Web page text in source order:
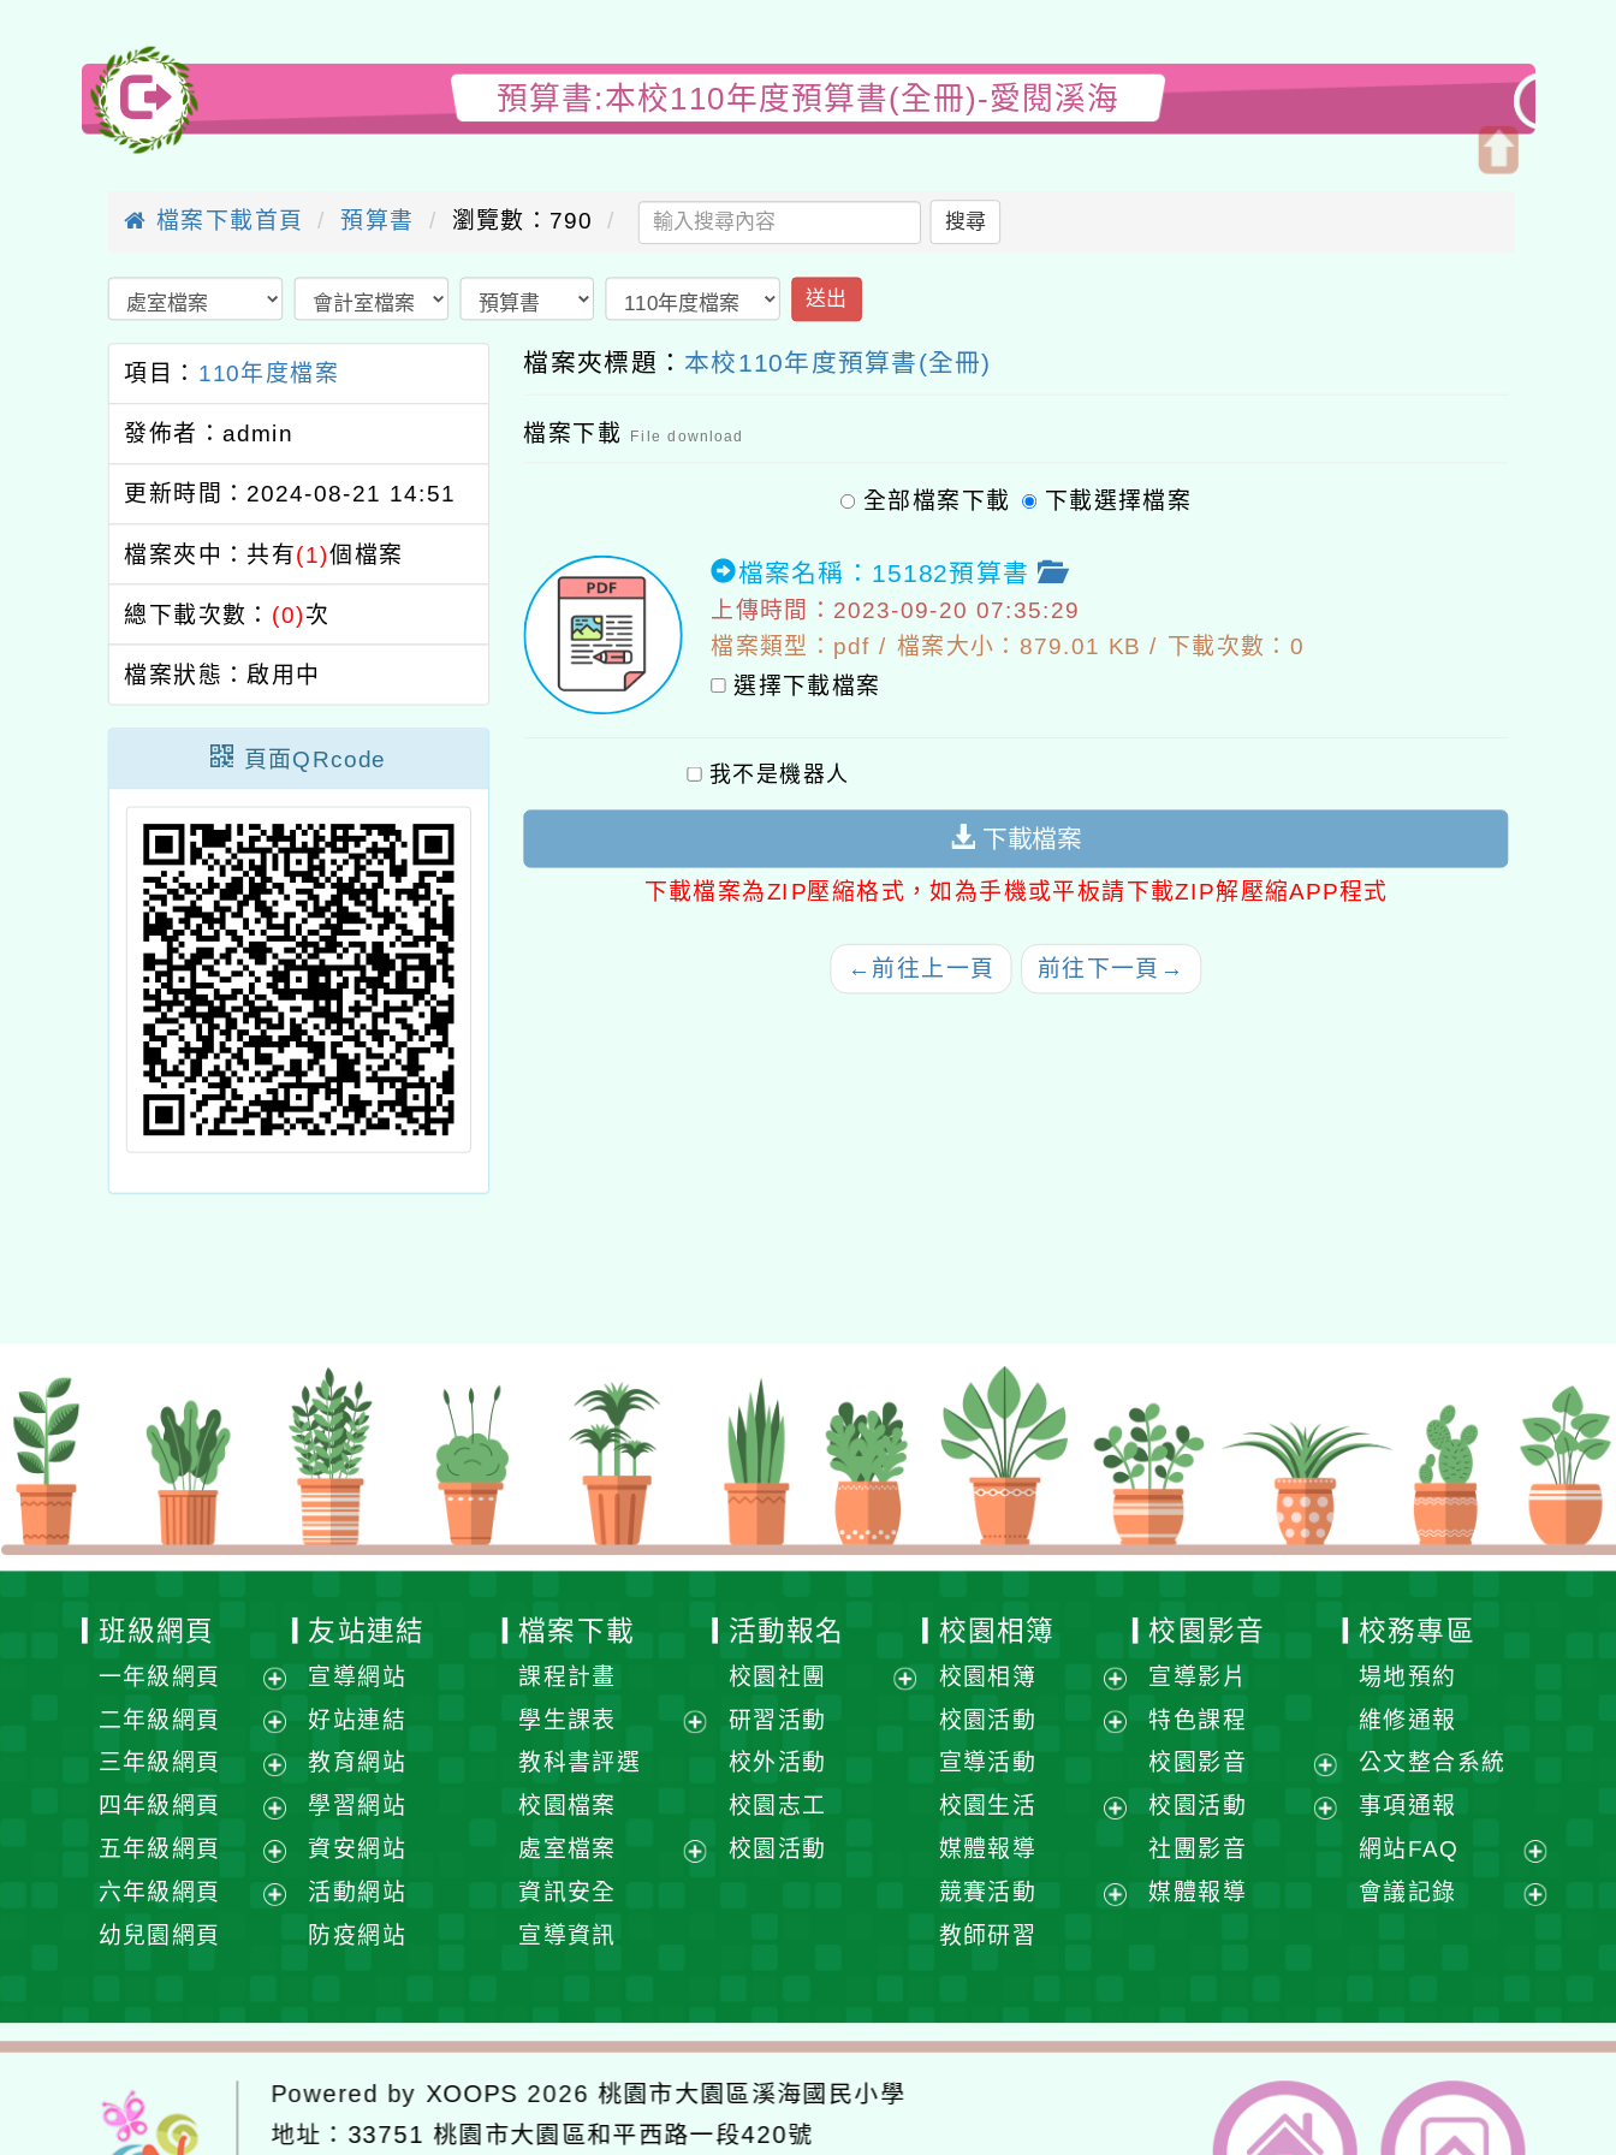
預算書:本校110年度預算書(全冊)-愛閱溪海
檔案下載首頁 預算書 瀏覽數：790 搜尋
送出
項目： 110年度檔案
發佈者：admin
更新時間：2024-08-21 14:51
檔案夾中：共有(1)個檔案
總下載次數： (0)次
檔案狀態：啟用中
頁面QRcode
檔案夾標題： 本校110年度預算書(全冊)
檔案下載 File download
全部檔案下載 下載選擇檔案
檔案名稱：15182預算書
上傳時間：2023-09-20 07:35:29
檔案類型：pdf / 檔案大小：879.01 KB / 下載次數：0
選擇下載檔案
我不是機器人
下載檔案
下載檔案為ZIP壓縮格式，如為手機或平板請下載ZIP解壓縮APP程式
← 前往上一頁 前往下一頁 →
班級網頁
一年級網頁
展
開
選
單
二年級網頁
展
選
單
三年級網頁
展
選
單
四年級網頁
展
選
五年級網頁
展
六年級網頁
單
幼兒園網頁
友站連結
宣導網站
好站連結
教育網站
學習網站
資安網站
活動網站
防疫網站
檔案下載
課程計畫
學生課表
單
教科書評選
校園檔案
處室檔案
資訊安全
宣導資訊
活動報名
校園社團
研習活動
校外活動
校園志工
校園活動
校園相簿
校園相簿
展
開
單
校園活動
選
宣導活動
校園生活
選
媒體報導
競賽活動
單
教師研習
校園影音
宣導影片
特色課程
校園影音
展
校園活動
社團影音
媒體報導
校務專區
場地預約
維修通報
公文整合系統
事項通報
網站FAQ
展
會議記錄
單
Powered by XOOPS 2026桃園市大園區溪海國民小學
地址： 33751 桃園市大園區和平西路一段420號